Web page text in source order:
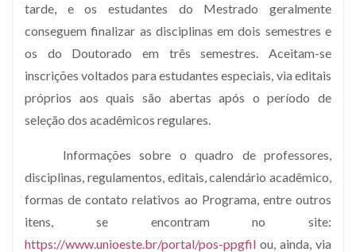
tarde, e os estudantes do Mestrado geralmente
conseguem finalizar as disciplinas em dois semestres e
os do Doutorado em três semestres. Aceitam-se
inscrições voltados para estudantes especiais, via editais
próprios aos quais são abertas após o período de
seleção dos acadêmicos regulares.
Informações sobre o quadro de professores,
disciplinas, regulamentos, editais, calendário acadêmico,
formas de contato relativos ao Programa, entre outros
itens, se encontram no site:
https://www.unioeste.br/portal/pos-ppgfil ou, ainda, via